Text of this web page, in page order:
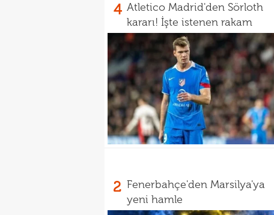
4 Atletico Madrid'den Sörloth
kararı! İşte istenen rakam
2 Fenerbahçe'den Marsilya'ya
yeni hamle